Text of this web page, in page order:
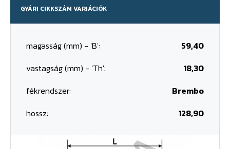
GYÁRI CIKKSZÁM VARIÁCIÓK
magasság (mm) - 'B':
59,40
vastagság (mm) - 'Th':
18,30
fékrendszer:
Brembo
hossz:
128,90